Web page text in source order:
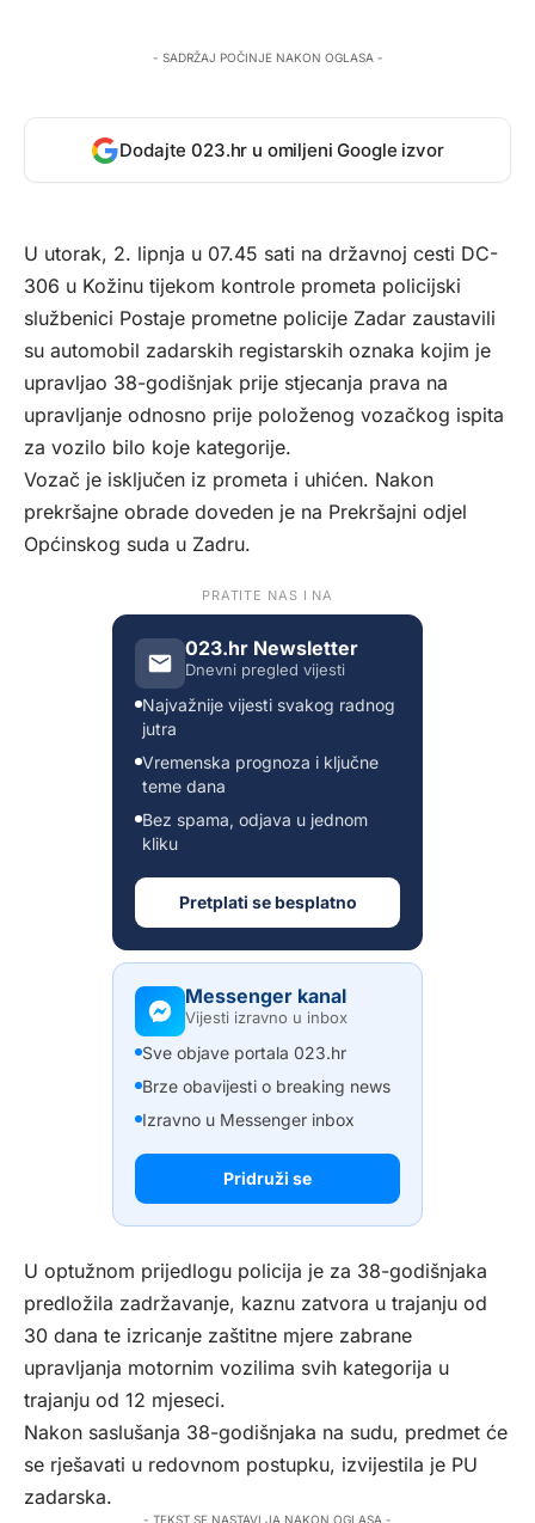
- SADRŽAJ POČINJE NAKON OGLASA -
Dodajte 023.hr u omiljeni Google izvor
U utorak, 2. lipnja u 07.45 sati na državnoj cesti DC-
306 u Kožinu tijekom kontrole prometa policijski
službenici Postaje prometne policije Zadar zaustavili
su automobil zadarskih registarskih oznaka kojim je
upravljao 38-godišnjak prije stjecanja prava na
upravljanje odnosno prije položenog vozačkog ispita
za vozilo bilo koje kategorije.
Vozač je isključen iz prometa i uhićen. Nakon
prekršajne obrade doveden je na Prekršajni odjel
Općinskog suda u Zadru.
PRATITE NAS I NA
023.hr Newsletter
Dnevni pregled vijesti
Najvažnije vijesti svakog radnog
jutra
Vremenska prognoza i ključne
teme dana
Bez spama, odjava u jednom
kliku
Pretplati se besplatno
Messenger kanal
Vijesti izravno u inbox
Sve objave portala 023.hr
Brze obavijesti o breaking news
Izravno u Messenger inbox
Pridruži se
U optužnom prijedlogu policija je za 38-godišnjaka
predložila zadržavanje, kaznu zatvora u trajanju od
30 dana te izricanje zaštitne mjere zabrane
upravljanja motornim vozilima svih kategorija u
trajanju od 12 mjeseci.
Nakon saslušanja 38-godišnjaka na sudu, predmet će
se rješavati u redovnom postupku, izvijestila je PU
zadarska.
- TEKST SE NASTAVLJA NAKON OGLASA -